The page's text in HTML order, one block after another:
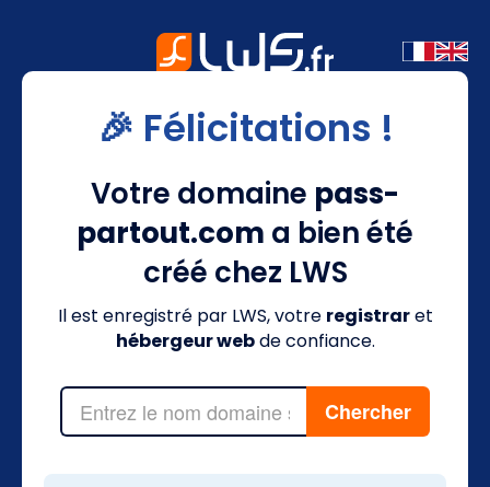
🎉 Félicitations !
Votre domaine pass-
partout.com a bien été
créé chez LWS
Il est enregistré par LWS, votre registraret
hébergeur webde confiance.